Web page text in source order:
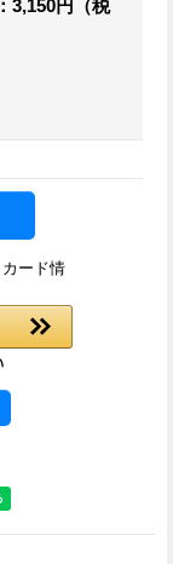
3,150円（税
ード情